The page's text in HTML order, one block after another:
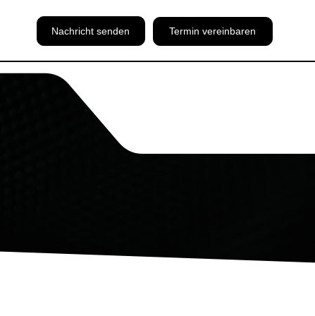
Nachricht senden Termin vereinbaren